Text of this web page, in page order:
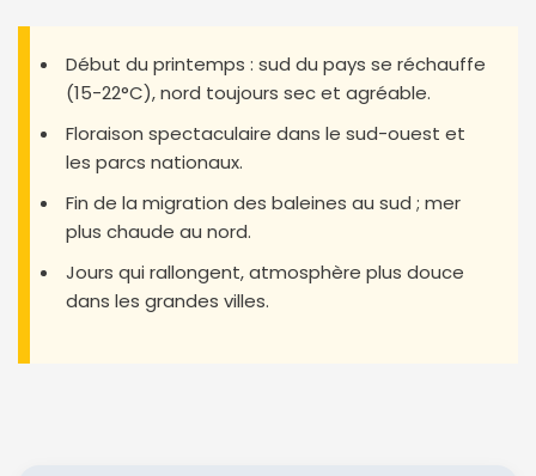
Début du printemps : sud du pays se réchauffe
(15-22°C), nord toujours sec et agréable.
Floraison spectaculaire dans le sud-ouest et
les parcs nationaux.
Fin de la migration des baleines au sud ; mer
plus chaude au nord.
Jours qui rallongent, atmosphère plus douce
dans les grandes villes.